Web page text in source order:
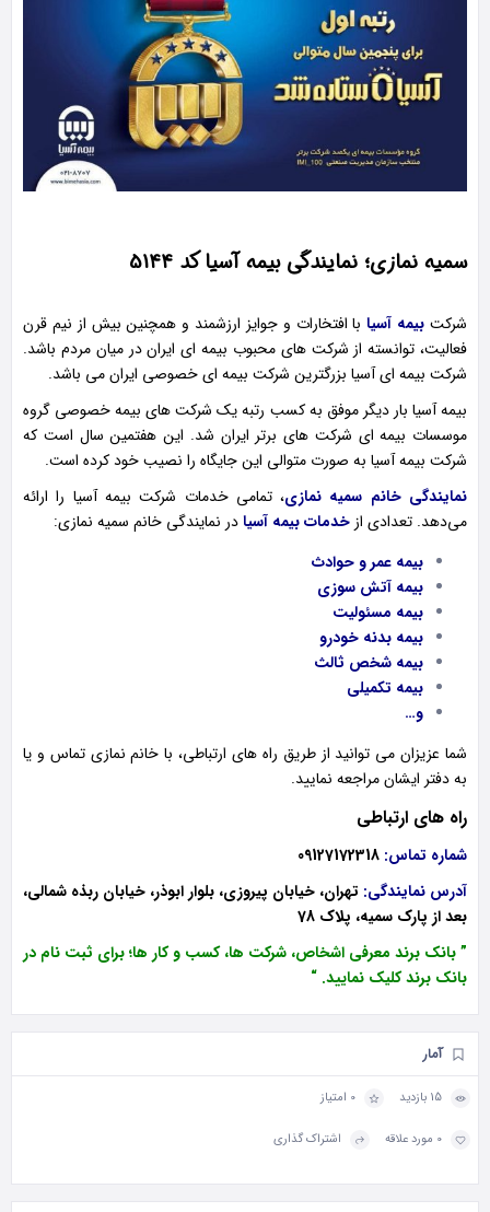
سمیه نمازی؛ نمایندگی بیمه آسیا کد 5144
شرکت بیمه آسیابا افتخارات و جوایز ارزشمند و همچنین بیش از نیم قرن
فعالیت، توانسته از شرکت های محبوب بیمه ای ایران در میان مردم باشد.
شرکت بیمه ای آسیا بزرگترین شرکت بیمه ای خصوصی ایران می باشد.
بیمه آسیا بار دیگر موفق به کسب رتبه یک شرکت های بیمه خصوصی گروه
موسسات بیمه ای شرکت های برتر ایران شد. این هفتمین سال است که
شرکت بیمه آسیا به صورت متوالی این جایگاه را نصیب خود کرده است.
نمایندگی خانم سمیه نمازی، تمامی خدمات شرکت بیمه آسیا را ارائه
می‌دهد. تعدادی از خدمات بیمه آسیادر نمایندگی خانم سمیه نمازی:
بیمه عمر و حوادث
بیمه آتش سوزی
بیمه مسئولیت
بیمه بدنه خودرو
بیمه شخص ثالث
بیمه تکمیلی
و…
شما عزیزان می توانید از طریق راه های ارتباطی، با خانم نمازی تماس و یا
به دفتر ایشان مراجعه نمایید.
راه های ارتباطی
شماره تماس: 09127172318
آدرس نمایندگی: تهران، خیابان پیروزی، بلوار ابوذر، خیابان ربذه شمالی،
بعد از پارک سمیه، پلاک 78
” بانک برند معرفی اشخاص، شرکت ها، کسب و کار ها؛ برای ثبت نام در
بانک برند کلیک نمایید. “
آمار
15 بازدید 0 امتیاز
0 مورد علاقه اشتراک گذاری